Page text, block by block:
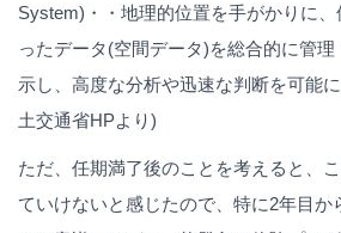
System)・・地理的位置を手がかりに
ったデータ(空間データ)を総合的に管
示し、高度な分析や迅速な判断を可能
土交通省HPより)
ただ、任期満了後のことを考えると、
ていけないと感じたので、特に2年目か